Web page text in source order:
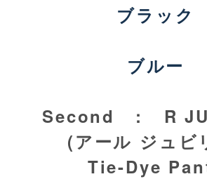
ブラック
ブルー
Second : R
(アール ジュビ
Tie-Dye